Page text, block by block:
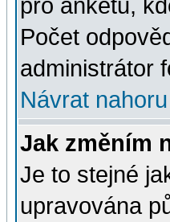
pro anketu,
Počet
administrátor
Návrat nahoru
Jak změním
Je to stejné
upravována